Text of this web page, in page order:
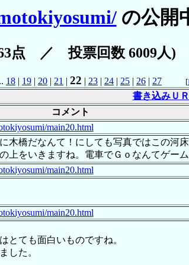
の公開
点 ／ 投票回数 6009人)
18 | 19 | 20 | 21 | 22 | 23 | 24 | 25 | 26 | 27 [
書き込みＵ
コメント
main20.html
木橋だなんて！にしても写真ではこの河
をいきますね。電車でＧｏなんてゲー
main20.html
main20.html
とても面白いものですね。
した。